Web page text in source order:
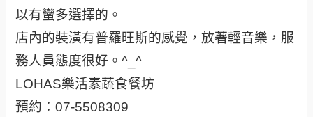
以有蠻多選擇的。
店內的裝潢有普羅旺斯的感覺，放著輕音樂，服
務人員態度很好。^_^
LOHAS樂活素蔬食餐坊
預約：07-5508309